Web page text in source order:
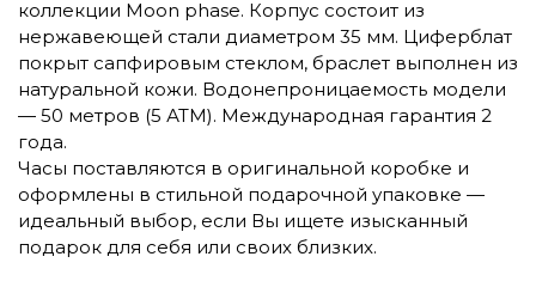
коллекции Moon phase. Корпус состоит из
нержавеющей стали диаметром 35 мм. Циферблат
покрыт сапфировым стеклом, браслет выполнен из
натуральной кожи. Водонепроницаемость модели
— 50 метров (5 АТМ). Международная гарантия 2
года.
Часы поставляются в оригинальной коробке и
оформлены в стильной подарочной упаковке —
идеальный выбор, если Вы ищете изысканный
подарок для себя или своих близких.